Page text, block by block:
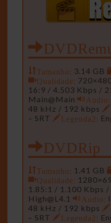
Tamanho: 3.14 GB
Qualidade:
16:9 / 4.503 Kbps /
Main@Main
Audio:
48 kHz / 192 kbps
– SRT
Legenda2:
DVDRip
Tamanho: 1.41 GB
Qualidade:
1.85:1 / 1.100 Kbps /
High@L4.1
Audio:
48 kHz / 192 kbps
– SRT
Legenda2: